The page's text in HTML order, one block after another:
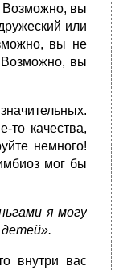
Возможно, вы
или
вы не
Возможно, вы
то качества,
немного!
мог бы
я могу
детей».
внутри вас